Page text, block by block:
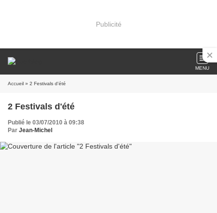
Publicité
MENU
Accueil » 2 Festivals d'été
2 Festivals d'été
Publié le 03/07/2010 à 09:38
Par Jean-Michel